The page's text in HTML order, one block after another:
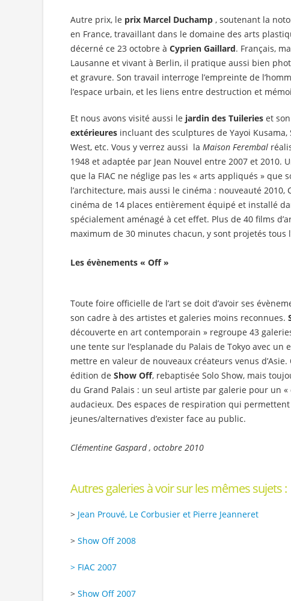
Autre prix, le prix Marcel Duchamp , soutenant la
en France, travaillant dans le domaine des arts
décerné ce 23 octobre à Cyprien Gaillard. Français,
Lausanne et vivant à Berlin, il pratique aussi bien
et gravure. Son travail interroge l’empreinte de
l’espace urbain, et les liens entre destruction et
Et nous avons visité aussi le jardin des Tuileries et
extérieures incluant des sculptures de Yayoi Kusama,
West, etc. Vous y verrez aussi la Maison Ferembal
1948 et adaptée par Jean Nouvel entre 2007 et 2010.
que la FIAC ne néglige pas les « arts appliqués » que
l’architecture, mais aussi le cinéma : nouveauté 2010,
cinéma de 14 places entièrement équipé et installé
spécialement aménagé à cet effet. Plus de 40 films
maximum de 30 minutes chacun, y sont projetés tous
Les évènements « Off »
Toute foire officielle de l’art se doit d’avoir ses
son cadre à des artistes et galeries moins reconnues.
découverte en art contemporain » regroupe 43
une tente sur l’esplanade du Palais de Tokyo avec un
mettre en valeur de nouveaux créateurs venus
édition de Show Off, rebaptisée Solo Show, mais
du Grand Palais : un seul artiste par galerie pour un «
audacieux. Des espaces de respiration qui
jeunes/alternatives d’exister face au public.
Clémentine Gaspard , octobre 2010
Autres galeries à voir sur les mêmes sujets :
> Jean Prouvé, Le Corbusier et Pierre Jeanneret
> Show Off 2008
> FIAC 2007
> Show Off 2007